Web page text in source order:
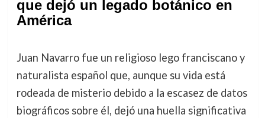
que dejó un legado botánico en
América
Juan Navarro fue un religioso lego franciscano y
naturalista español que, aunque su vida está
rodeada de misterio debido a la escasez de datos
biográficos sobre él, dejó una huella significativa